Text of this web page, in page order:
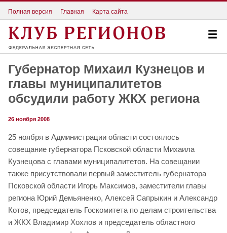
Полная версия Главная Карта сайта
Губернатор Михаил Кузнецов и
главы муниципалитетов
обсудили работу ЖКХ региона
26 ноября 2008
25 ноября в Администрации области состоялось
совещание губернатора Псковской области Михаила
Кузнецова с главами муниципалитетов. На совещании
также присутствовали первый заместитель губернатора
Псковской области Игорь Максимов, заместители главы
региона Юрий Демьяненко, Алексей Сапрыкин и Александр
Котов, председатель Госкомитета по делам строительства
и ЖКХ Владимир Хохлов и председатель областного